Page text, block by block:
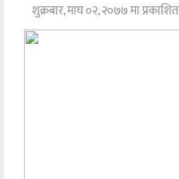
शुक्रबार, माघ ०२, २०७७ मा प्रकाशित